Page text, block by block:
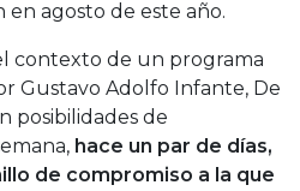
agosto de este año.
contexto de un programa
Gustavo Adolfo Infante, De
posibilidades de
hace un par de días,
de compromiso a la que